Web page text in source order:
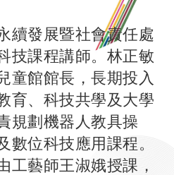
續發展暨社會責任處
技課程講師。林正敏
童館館長，長期投入
育、科技共學及大學
規劃機器人教具操
數位科技應用課程。
工藝師王淑娥授課，